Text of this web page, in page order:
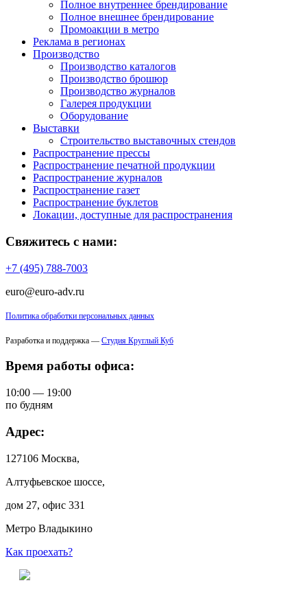
Полное внутреннее брендирование
Полное внешнее брендирование
Промоакции в метро
Реклама в регионах
Производство
Производство каталогов
Производство брошюр
Производство журналов
Галерея продукции
Оборудование
Выставки
Строительство выставочных стендов
Распространение прессы
Распространение печатной продукции
Распространение журналов
Распространение газет
Распространение буклетов
Локации, доступные для распространения
Свяжитесь с нами:
+7 (495) 788-7003
euro@euro-adv.ru
Политика обработки персональных данных
Разработка и поддержка — Студия Круглый Куб
Время работы офиса:
10:00 — 19:00
по будням
Адрес:
127106 Москва,
Алтуфьевское шоссе,
дом 27, офис 331
Метро Владыкино
Как проехать?